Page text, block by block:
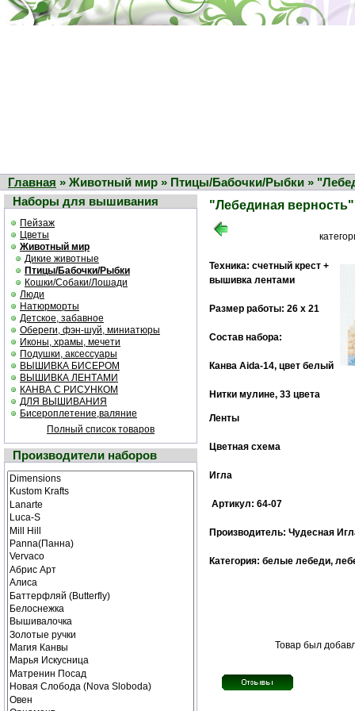
Главная » Животный мир » Птицы/Бабочки/Рыбки »
Наборы для вышивания
Пейзаж
Цветы
Животный мир
Дикие животные
Птицы/Бабочки/Рыбки
Кошки/Собаки/Лошади
Люди
Натюрморты
Детское, забавное
Обереги, фэн-шуй, миниатюры
Иконы, храмы, мечети
Подушки, аксессуары
ВЫШИВКА БИСЕРОМ
ВЫШИВКА ЛЕНТАМИ
КАНВА С РИСУНКОМ
ДЛЯ ВЫШИВАНИЯ
Бисероплетение,валяние
Полный список товаров
Производители наборов
"Лебединая верность"
Техника: счетный крест +
вышивка лентами
Размер работы: 26 х 21
Состав набора:
Канва Aida-14, цвет белый
Нитки мулине, 33 цвета
Ленты
Цветная схема
Игла
Артикул: 64-07
Производитель: Чудесная
Категория: белые лебеди,
Товар был